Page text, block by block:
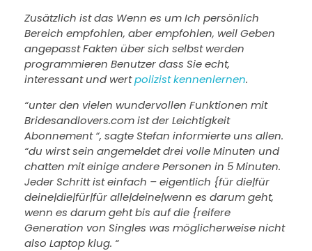
Zusätzlich ist das Wenn es um Ich persönlich
Bereich empfohlen, aber empfohlen, weil Geben
angepasst Fakten über sich selbst werden
programmieren Benutzer dass Sie echt,
interessant und wertpolizist kennenlernen.
“unter den vielen wundervollen Funktionen mit
Bridesandlovers.com ist der Leichtigkeit
Abonnement “, sagte Stefan informierte uns allen.
“du wirst sein angemeldet drei volle Minuten und
chatten mit einige andere Personen in 5 Minuten.
Jeder Schritt ist einfach – eigentlich {für die|für
deine|die|für|für alle|deine|wenn es darum geht,
wenn es darum geht bis auf die {reifere
Generation von Singles was möglicherweise nicht
also Laptop klug. “